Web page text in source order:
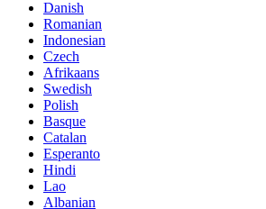
Danish
Romanian
Indonesian
Czech
Afrikaans
Swedish
Polish
Basque
Catalan
Esperanto
Hindi
Lao
Albanian